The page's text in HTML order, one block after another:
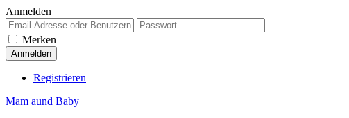
Anmelden
Merken
Registrieren
Mam aund Baby